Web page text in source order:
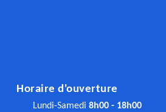
Horaire d'ouverture
Lundi-Samedi 8h00 - 18h00